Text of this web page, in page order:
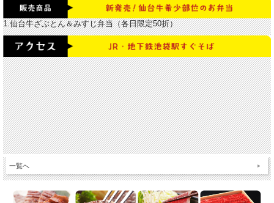
1.仙台牛ざぶとん＆みすじ弁当（各日限定50折）
一覧へ